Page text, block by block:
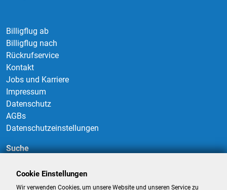
Billigflug ab
Billigflug nach
Rückrufservice
Kontakt
Jobs und Karriere
Impressum
Datenschutz
AGBs
Datenschutzeinstellungen
Suche
Cookie Einstellungen
Wir verwenden Cookies, um unsere Website und unseren Service zu